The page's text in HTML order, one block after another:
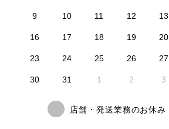
9 10 11 12 13
16 17 18 19 20
23 24 25 26 27
30 31 1 2 3
店舗・発送業務のお休み